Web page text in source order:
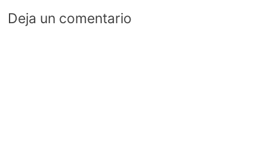
Deja un comentario